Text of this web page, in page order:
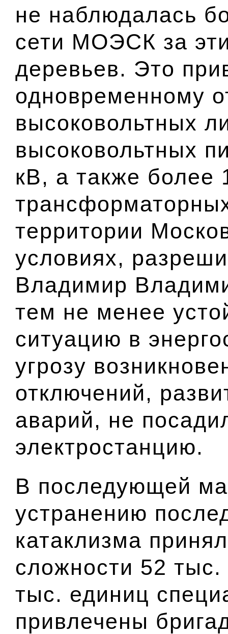
не наблюдалась
сети МОЭСК за
деревьев. Это
одновременному
высоковольтных
высоковольтных
кВ, а также более
территории
условиях,
Владимир
тем не менее
ситуацию в
угрозу
отключений,
аварий, не
электростанцию.
В последующей
устранению
катаклизма
сложности 52
тыс. единиц
привлечены